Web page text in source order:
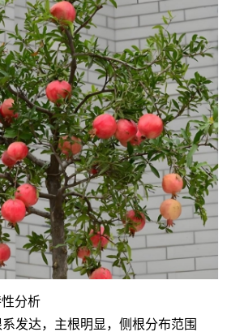
分析
发达，主根明显，侧根分布范围